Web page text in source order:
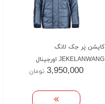
کاپشن پَر جک لانگ
JEKELANWANG اورجینال
3,950,000 تومان